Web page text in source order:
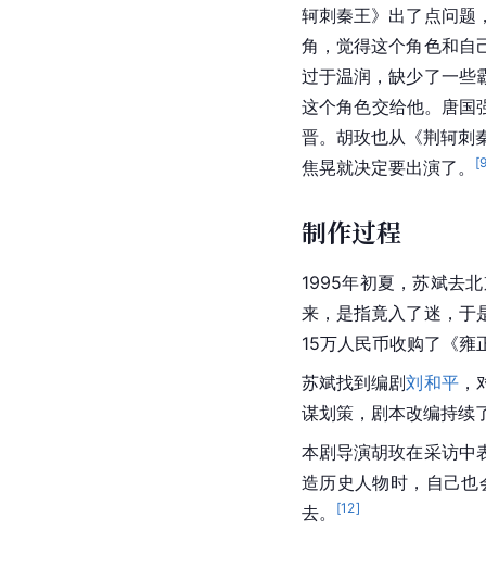
轲刺秦王》出了点问题
角，觉得这个角色和自
过于温润，缺少了一些
这个角色交给他。唐国
晋。胡玫也从《荆轲刺
焦晃就决定要出演了。
[
制作过程
1995年初夏，苏斌去
来，是指竟入了迷，于
15万人民币收购了《雍
苏斌找到编剧刘和平，
谋划策，剧本改编持续
本剧导演胡玫在采访中
造历史人物时，自己
去。
[12]